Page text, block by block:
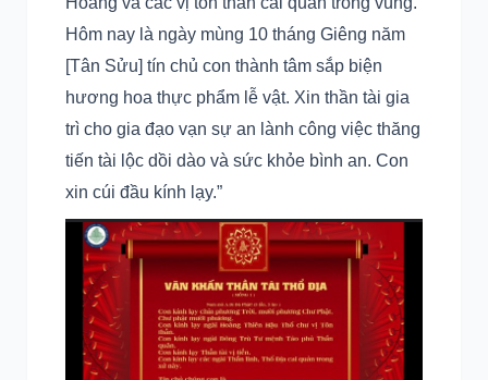
Hôm nay là ngày mùng 10 tháng Giêng năm
[Tân Sửu] tín chủ con thành tâm sắp biện
hương hoa thực phẩm lễ vật. Xin thần tài gia
trì cho gia đạo vạn sự an lành công việc thăng
tiến tài lộc dồi dào và sức khỏe bình an. Con
xin cúi đầu kính lạy.”